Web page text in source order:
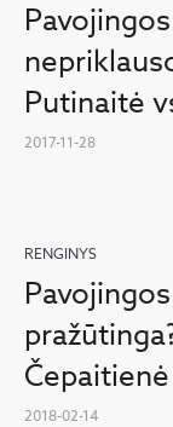
Putinaitė
2017-11-28
RENGINYS
Čepaitienė
2018-02-14